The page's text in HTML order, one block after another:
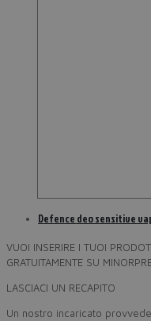
Defence deo sensitive
VUOI INSERIRE I TUOI
GRATUITAMENTE SU
LASCIACI UN RECAPITO
Un nostro incaricato